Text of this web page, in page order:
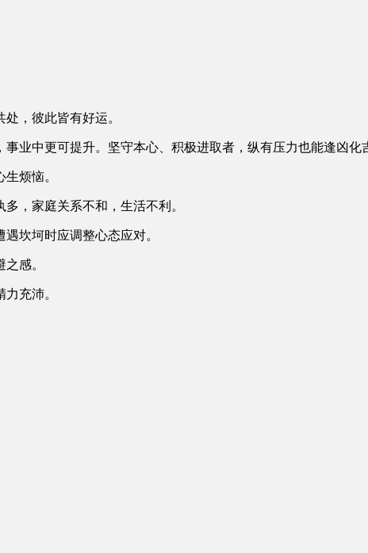
，彼此皆有好运。
业中更可提升。坚守本心、积极进取者，纵有压力也能逢凶化
烦恼。
，家庭关系不和，生活不利。
坎坷时应调整心态应对。
感。
充沛。